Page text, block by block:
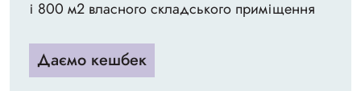
і 800 м2 власного складського приміщення
Даємо кешбек